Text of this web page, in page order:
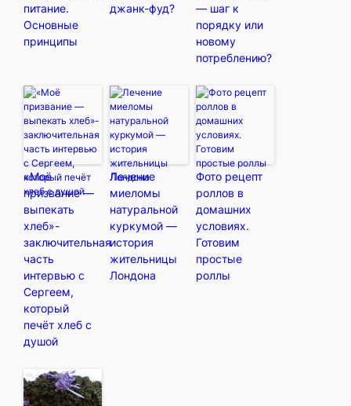
питание.
Основные
принципы
джанк-фуд?
— шаг к
порядку или
новому
потреблению?
«Моё
призвание —
выпекать
хлеб»-
заключительная
часть
интервью с
Сергеем,
который
печёт хлеб с
душой
Лечение
миеломы
натуральной
куркумой —
история
жительницы
Лондона
Фото рецепт
роллов в
домашних
условиях.
Готовим
простые
роллы